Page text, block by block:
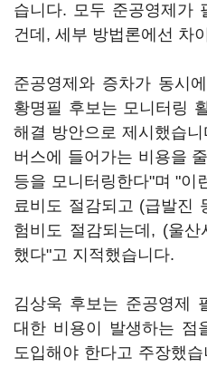
습니다. 모두 준공영제가
건데, 세부 방법론에선 차
준공영제와 증차가 동시
황명필 후보는 모니터링
해결 방안으로 제시했습
버스에 들어가는 비용을
등을 모니터링한다"며 "이
료비도 절감되고 (급발진
험비도 절감되는데, (울
했다"고 지적했습니다.
김상욱 후보는 준공영제
대한 비용이 발생하는 점
도입해야 한다고 주장했